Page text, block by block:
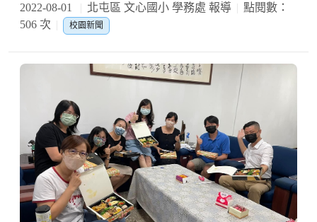
2022-08-01 北屯區 文心國小 學務處 報導
點閱數：
506 次
校園新聞